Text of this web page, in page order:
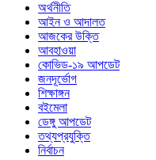
অর্থনীতি
আইন ও আদালত
আজকের উক্তি
আবহাওয়া
কোভিড-১৯ আপডেট
জনদূর্ভোগ
শিক্ষাঙ্গন
বইমেলা
ডেঙ্গু আপডেট
তথ্যপ্রযুক্তি
নির্বাচন